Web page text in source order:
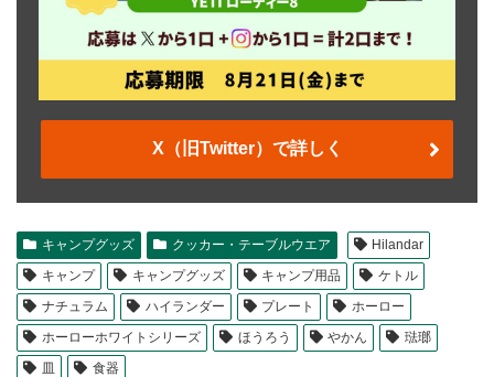
X（旧Twitter）で詳しく
キャンプグッズ クッカー・テーブルウエア
Hilandar
キャンプ
キャンプグッズ キャンプ用品
ケトル
ナチュラム
ハイランダー プレート
ホーロー
ホーローホワイトシリーズ
ほうろう やかん
琺瑯
皿
食器